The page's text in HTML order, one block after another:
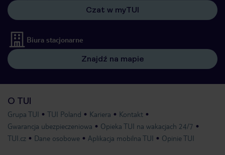
Czat w myTUI
Biura stacjonarne
Znajdź na mapie
O TUI
Grupa TUI TUI Poland Kariera
Kontakt
Gwarancja ubezpieczeniowa
Opieka TUI na wakacjach 24/7
TUI.cz
Dane osobowe Aplikacja mobilna TUI Opinie TUI